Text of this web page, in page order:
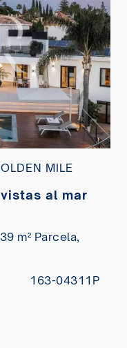
MILE
al mar
m² Parcela,
163-04311P